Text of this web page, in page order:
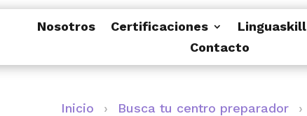
Nosotros Certificaciones Linguaskill
Contacto
Inicio › Busca tu centro preparador ›